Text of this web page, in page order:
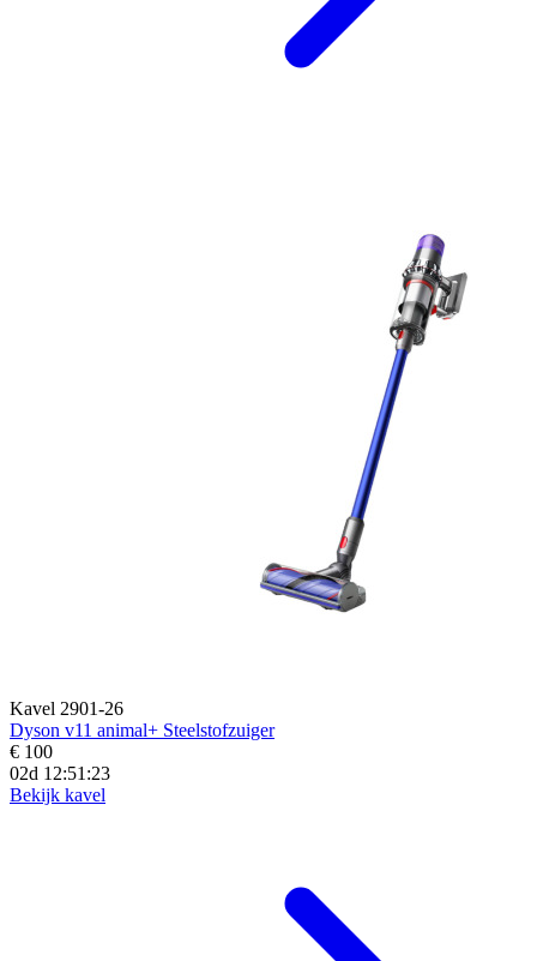
Kavel 2901-26
Dyson v11 animal+ Steelstofzuiger
€ 100
02d 12:51:21
Bekijk kavel